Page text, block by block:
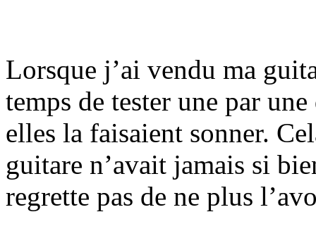
Lorsque j’ai vendu ma
temps de tester une par
elles la faisaient sonner.
guitare n’avait jamais si
regrette pas de ne plus